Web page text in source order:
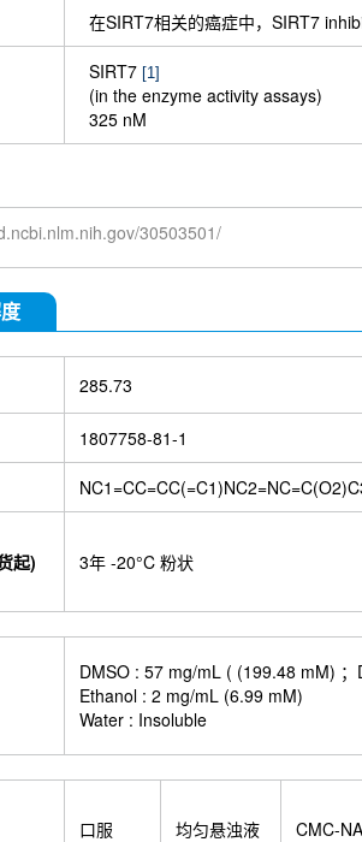
在SIRT7相关的癌症中，SIRT7
SIRT7 [1]
(in the enzyme activity assays)
325 nM
30503501/
285.73
1807758-81-1
起) 3年 -20°C 粉状
DMSO : 57 mg/mL ( (199.48 mM)
Ethanol : 2 mg/mL (6.99 mM)
Water : Insoluble
口服 均匀悬浊液 CMC-NA